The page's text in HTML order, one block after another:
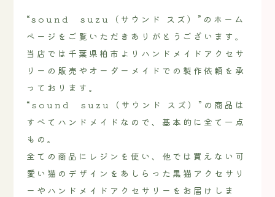
“sound suzu（サウンド スズ）”のホーム
ページをご覧いただきありがとうございます。
当店では千葉県柏市よりハンドメイドアクセサ
リーの販売やオーダーメイドでの製作依頼を承
っております。
“sound suzu（サウンド スズ）”の商品は
すべてハンドメイドなので、基本的に全て一点
もの。
全ての商品にレジンを使い、他では買えない可
愛い猫のデザインをあしらった黒猫アクセサリ
ーやハンドメイドアクセサリーをお届けしま